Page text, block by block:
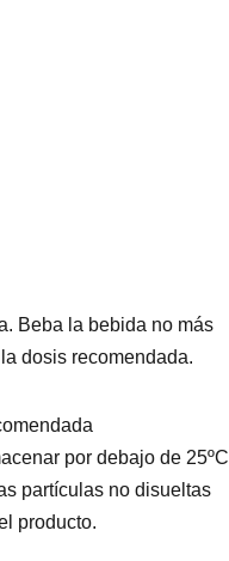
Beba la bebida no más
dosis recomendada.
por debajo de 25ºC
partículas no disueltas
producto.